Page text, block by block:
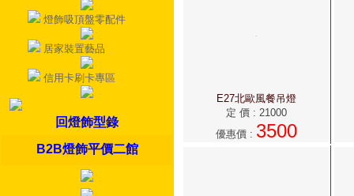
燈飾吸頂盤零配件
居家裝置藝品
信用卡刷卡專區
回燈飾型錄
B2B燈飾平價二館
E27北歐風餐吊燈
定 價: 21000
優惠價: 3500